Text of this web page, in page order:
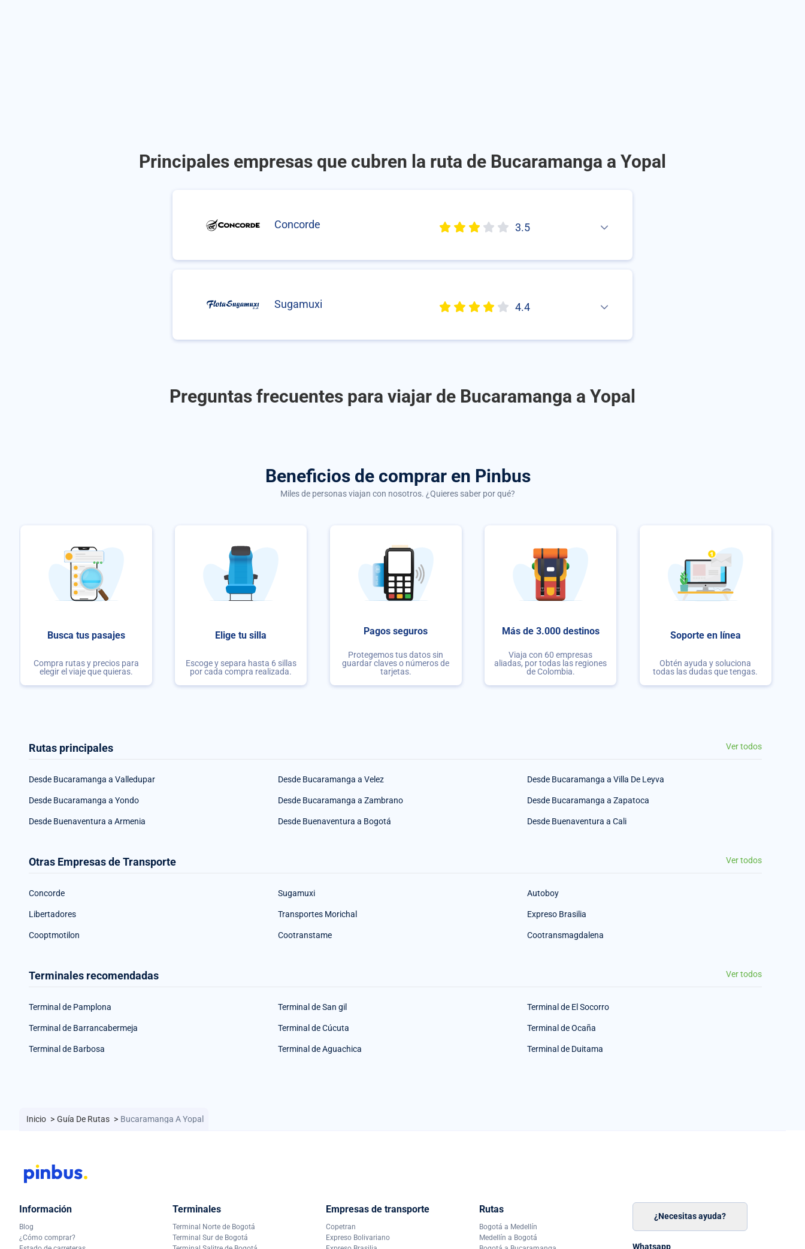
Principales empresas que cubren la ruta de Bucaramanga a Yopal
Concorde 3.5
Sugamuxi 4.4
Preguntas frecuentes para viajar de Bucaramanga a Yopal
Beneficios de comprar en Pinbus
Miles de personas viajan con nosotros. ¿Quieres saber por qué?
Busca tus pasajes
Compra rutas y precios para
elegir el viaje que quieras.
Elige tu silla
Escoge y separa hasta 6 sillas
por cada compra realizada.
Pagos seguros
Protegemos tus datos sin
guardar claves o números de
tarjetas.
Más de 3.000 destinos
Viaja con 60 empresas
aliadas, por todas las regiones
de Colombia.
Soporte en línea
Obtén ayuda y soluciona
todas las dudas que tengas.
Rutas principales Ver todos
Desde Bucaramanga a Valledupar Desde Bucaramanga a Velez Desde Bucaramanga a Villa De Leyva
Desde Bucaramanga a Yondo Desde Bucaramanga a Zambrano Desde Bucaramanga a Zapatoca
Desde Buenaventura a Armenia Desde Buenaventura a Bogotá Desde Buenaventura a Cali
Otras Empresas de Transporte Ver todos
Concorde Sugamuxi Autoboy
Libertadores Transportes Morichal Expreso Brasilia
Cooptmotilon Cootranstame Cootransmagdalena
Terminales recomendadas Ver todos
Terminal de Pamplona Terminal de San gil Terminal de El Socorro
Terminal de Barrancabermeja Terminal de Cúcuta Terminal de Ocaña
Terminal de Barbosa Terminal de Aguachica Terminal de Duitama
Inicio > Guía De Rutas > Bucaramanga A Yopal
Información
Blog
¿Cómo comprar?
Terminales
Terminal Norte de Bogotá
Terminal Sur de Bogotá
Empresas de transporte
Copetran
Expreso Bolivariano
Rutas
Bogotá a Medellín
Medellín a Bogotá
¿Necesitas ayuda?
Whatsapp